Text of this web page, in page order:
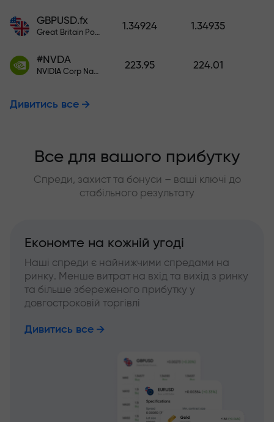
GBPUSD.fx
Great Britain Pound vs US Dollar
1.34924 1.34935
#NVDA
NVIDIA Corp Nasdaq Stock Exchange (Nasdaq) USD
223.95 224.01
Дивитись все
Все для вашого прибутку
Спреди, захист та бонуси – ваші ключі до
стабільного результату
Економте на кожній угоді
Наші спреди є найнижчими спредами на
ринку. Менше витрат на вхід та вихід з ринку
та більше збереженого прибутку у
довгостроковій торгівлі
Дивитись все